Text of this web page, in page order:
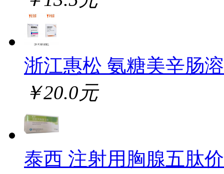
浙江惠松 氨糖美辛肠
￥20.0元
泰西 注射用胸腺五肽